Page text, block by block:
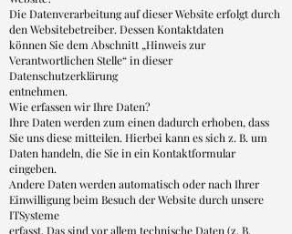
Die Datenverarbeitung auf dieser Website erfolgt durch
den Websitebetreiber. Dessen Kontaktdaten
können Sie dem Abschnitt „Hinweis zur
Verantwortlichen Stelle“ in dieser
Datenschutzerklärung
entnehmen.
Wie erfassen wir Ihre Daten?
Ihre Daten werden zum einen dadurch erhoben, dass
Sie uns diese mitteilen. Hierbei kann es sich z. B. um
Daten handeln, die Sie in ein Kontaktformular
eingeben.
Andere Daten werden automatisch oder nach Ihrer
Einwilligung beim Besuch der Website durch unsere
ITSysteme
erfasst. Das sind vor allem technische Daten (z. B.